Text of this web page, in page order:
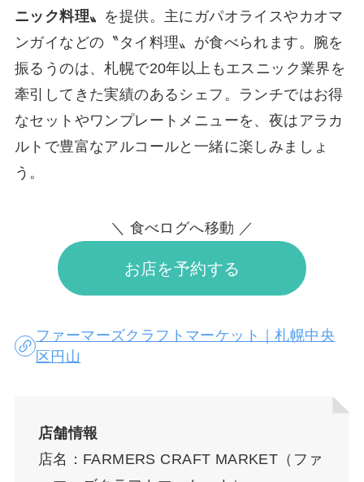
ニック料理〟 を提供。主にガパオライスやカオマ
ンガイなどの〝タイ料理〟が食べられます。腕を
振るうのは、札幌で20年以上もエスニック業界を
牽引してきた実績のあるシェフ。ランチではお得
なセットやワンプレートメニューを、夜はアラカ
ルトで豊富なアルコールと一緒に楽しみましょ
う。
＼ 食べログへ移動 ／
お店を予約する
ファーマーズクラフトマーケット｜札幌中央
区円山
店舗情報
店名：FARMERS CRAFT MARKET（ファ